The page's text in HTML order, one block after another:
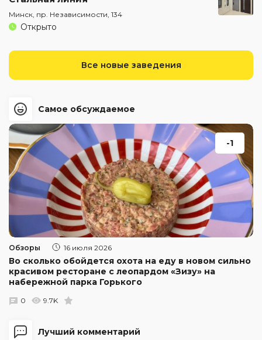
Минск, пр. Независимости, 134
Открыто
Все новые заведения
Лучший комментарий
Самое обсуждаемое
-1
Обзоры 16 июля 2026
Во сколько обойдется охота на еду в новом сильно
красивом ресторане с леопардом «Зизу» на
набережной парка Горького
0 9.7K